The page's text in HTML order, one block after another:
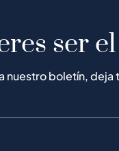
ser
nuestro boletín,